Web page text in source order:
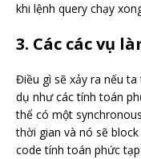
khi lệnh query chạy
3. Các các vụ
Điều gì sẽ xảy ra nếu
dụ như các tính toán
thể có một
thời gian và nó sẽ
code tính toán phức